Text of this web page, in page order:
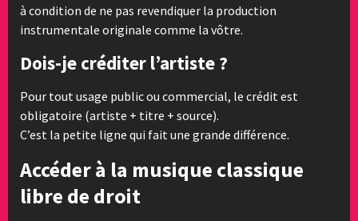
à condition de ne pas revendiquer la production
instrumentale originale comme la vôtre.
Dois-je créditer l’artiste ?
Pour tout usage public ou commercial, le crédit est
obligatoire (artiste + titre + source).
C’est la petite ligne qui fait une grande différence.
Accéder à la musique classique
libre de droit